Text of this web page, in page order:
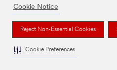
Cookie Notice
Reject Non-Essential Cookies
Cookie Preferences